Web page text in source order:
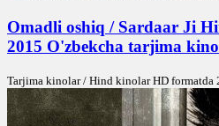
Omadli oshiq / Sardaar Ji
2015 O'zbekcha tarjima
Tarjima kinolar / Hind kinolar HD formatda